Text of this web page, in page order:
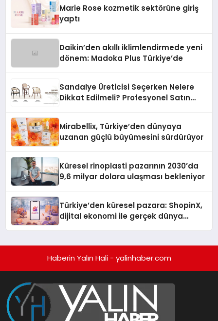
Marie Rose kozmetik sektörüne giriş
yaptı
Daikin’den akıllı iklimlendirmede yeni
dönem: Madoka Plus Türkiye’de
Sandalye Üreticisi Seçerken Nelere
Dikkat Edilmeli? Profesyonel Satın
Mirabellix, Türkiye’den dünyaya
uzanan güçlü büyümesini sürdürüyor
Küresel rinoplasti pazarının 2030’da
9,6 milyar dolara ulaşması bekleniyor
Türkiye’den küresel pazara: ShopinX,
dijital ekonomi ile gerçek dünya
Haberin Yalın Hali - yalinhaber.com